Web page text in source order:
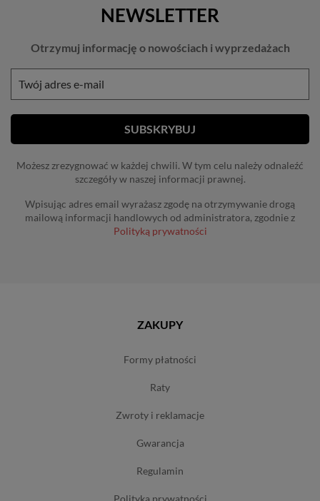
NEWSLETTER
Otrzymuj informację o nowościach i wyprzedażach
Możesz zrezygnować w każdej chwili. W tym celu należy odnaleźć
szczegóły w naszej informacji prawnej.
Wpisując adres email wyrażasz zgodę na otrzymywanie drogą
mailową informacji handlowych od administratora, zgodnie z
Polityką prywatności
ZAKUPY
formy płatności
raty
zwroty i reklamacje
gwarancja
regulamin